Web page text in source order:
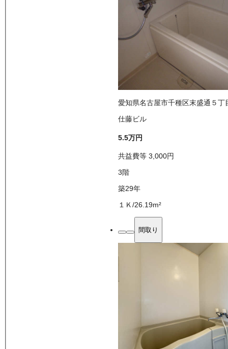
愛知県名古屋市千種区末盛通５丁
仕藤ビル
5.5万円
共益費等 3,000円
3階
築29年
１Ｋ/26.19m²
間取り